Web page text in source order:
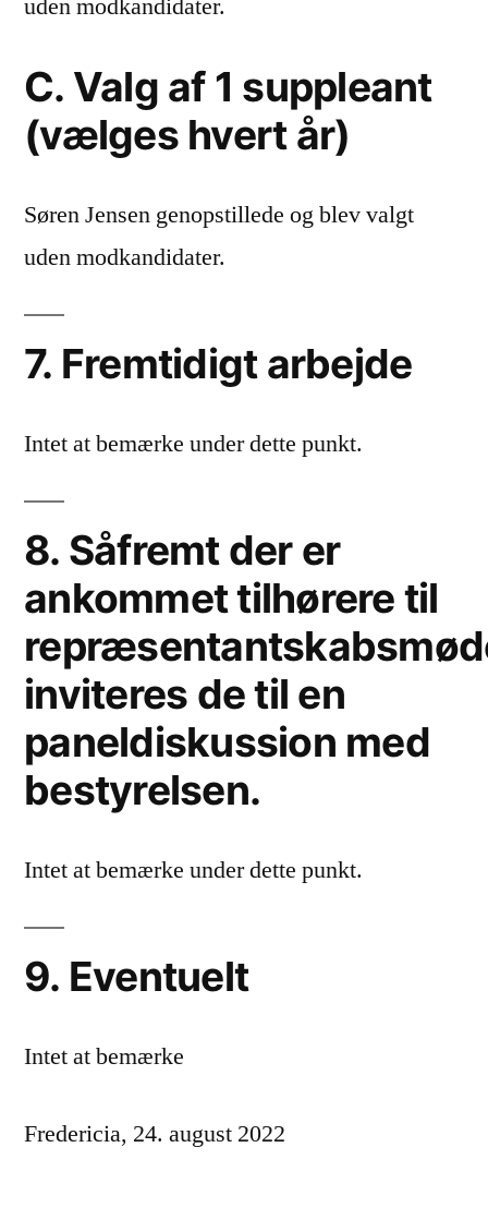
uden modkandidater.
C. Valg af 1 suppleant
(vælges hvert år)
Søren Jensen genopstillede og blev valgt
uden modkandidater.
7. Fremtidigt arbejde
Intet at bemærke under dette punkt.
8. Såfremt der er
ankommet tilhørere til
inviteres de til en
paneldiskussion med
bestyrelsen.
Intet at bemærke under dette punkt.
9. Eventuelt
Intet at bemærke
Fredericia, 24. august 2022